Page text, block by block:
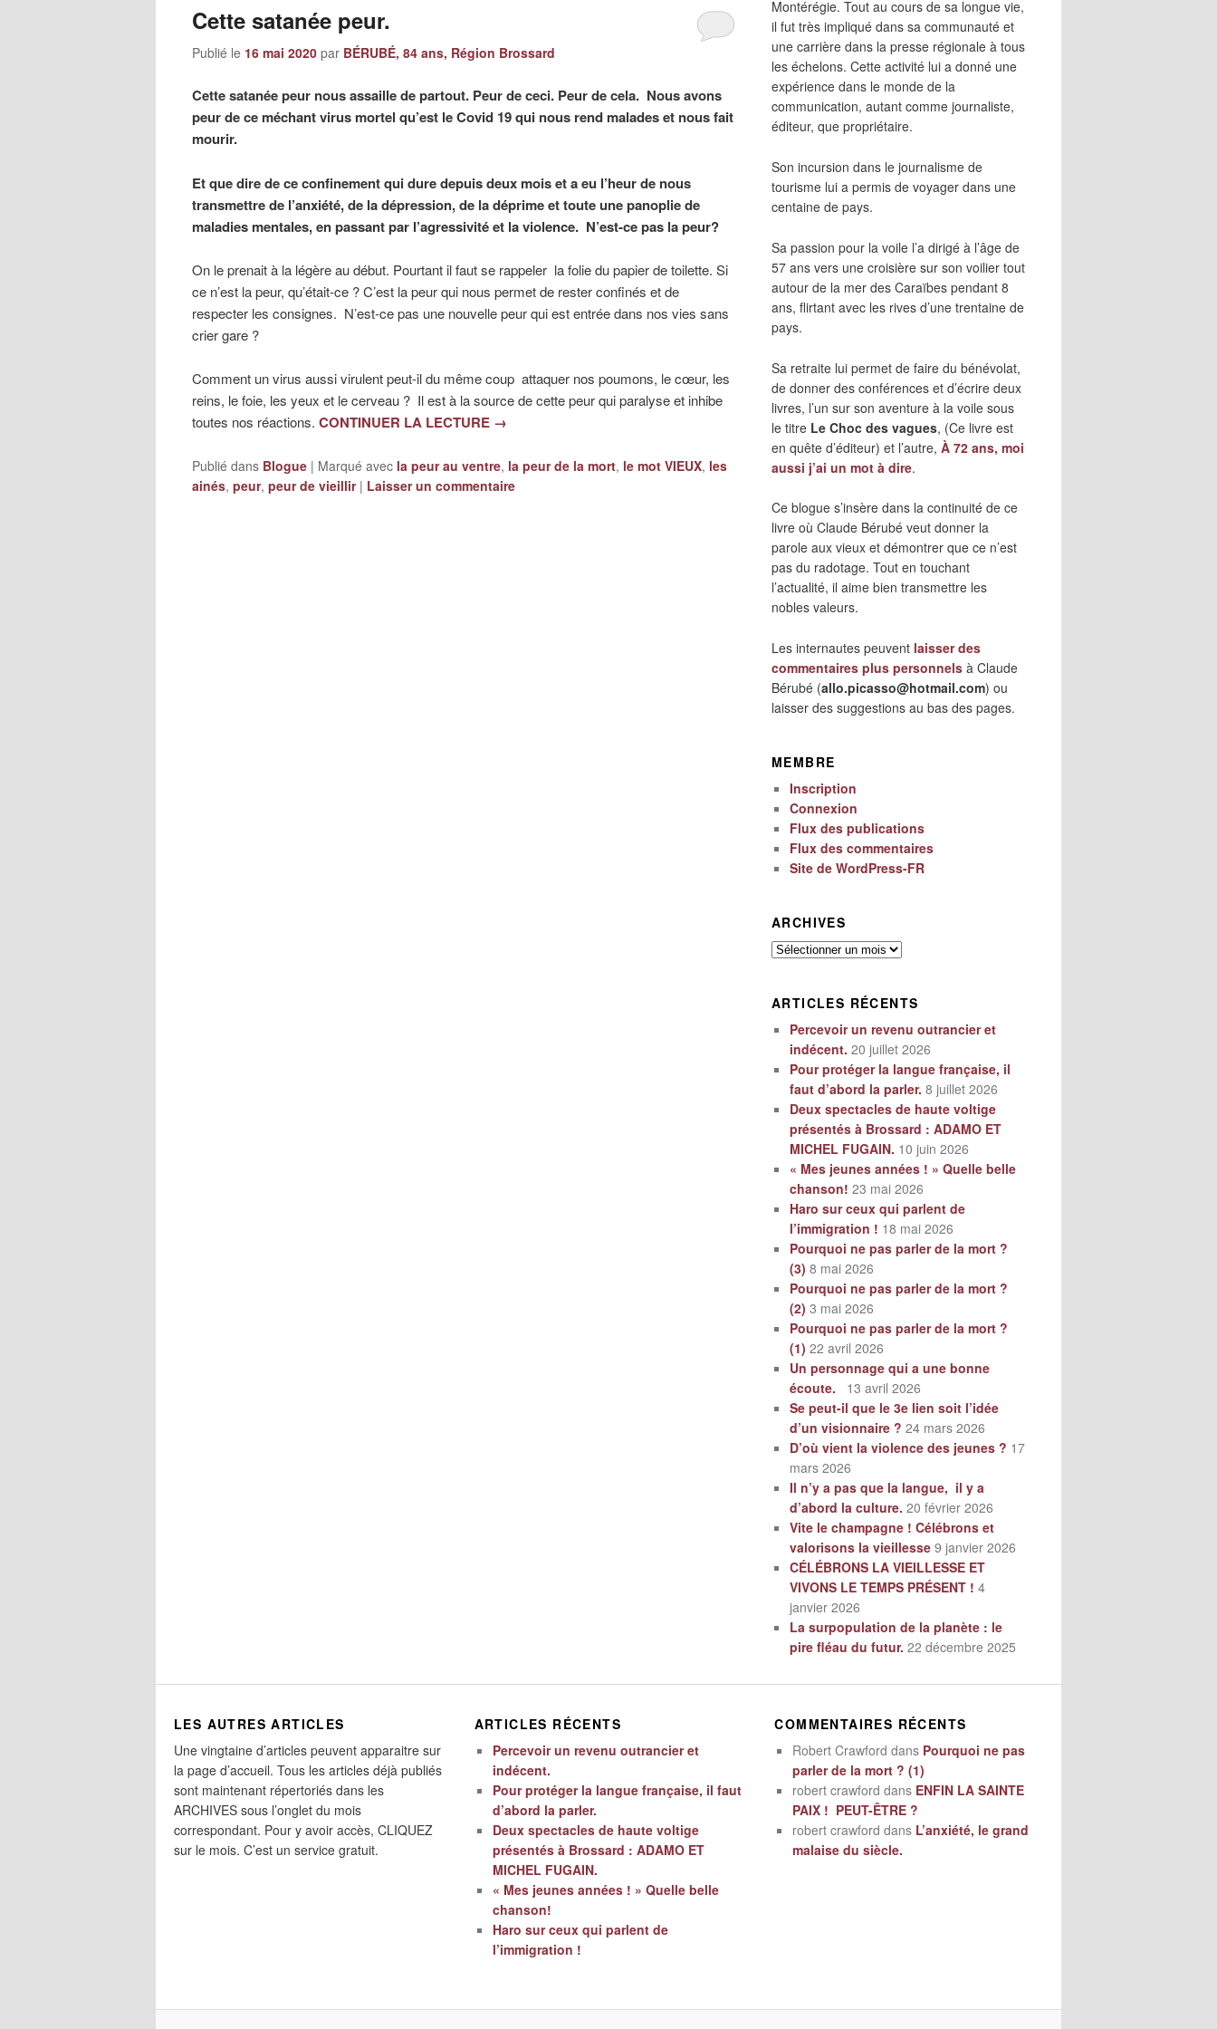
Cette satanée peur.
Publié le 16 mai 2020 par BÉRUBÉ, 84 ans, Région Brossard
Cette satanée peur nous assaille de partout. Peur de ceci. Peur de cela. Nous avons
peur de ce méchant virus mortel qu’est le Covid 19 qui nous rend malades et nous fait
mourir.
Et que dire de ce confinement qui dure depuis deux mois et a eu l’heur de nous
transmettre de l’anxiété, de la dépression, de la déprime et toute une panoplie de
maladies mentales, en passant par l’agressivité et la violence. N’est-ce pas la peur?
On le prenait à la légère au début. Pourtant il faut se rappeler la folie du papier de toilette. Si
ce n’est la peur, qu’était-ce ? C’est la peur qui nous permet de rester confinés et de
respecter les consignes. N’est-ce pas une nouvelle peur qui est entrée dans nos vies sans
crier gare ?
Comment un virus aussi virulent peut-il du même coup attaquer nos poumons, le cœur, les
reins, le foie, les yeux et le cerveau ? Il est à la source de cette peur qui paralyse et inhibe
toutes nos réactions. CONTINUER LA LECTURE →
Publié dans Blogue | Marqué avec la peur au ventre, la peur de la mort, le mot VIEUX, les
ainés, peur, peur de vieillir | Laisser un commentaire
Montérégie. Tout au cours de sa longue vie,
il fut très impliqué dans sa communauté et
une carrière dans la presse régionale à tous
les échelons. Cette activité lui a donné une
expérience dans le monde de la
communication, autant comme journaliste,
éditeur, que propriétaire.
Son incursion dans le journalisme de
tourisme lui a permis de voyager dans une
centaine de pays.
Sa passion pour la voile l’a dirigé à l’âge de
57 ans vers une croisière sur son voilier tout
autour de la mer des Caraïbes pendant 8
ans, flirtant avec les rives d’une trentaine de
pays.
Sa retraite lui permet de faire du bénévolat,
de donner des conférences et d’écrire deux
livres, l’un sur son aventure à la voile sous
le titre Le Choc des vagues, (Ce livre est
en quête d’éditeur) et l’autre, À 72 ans, moi
aussi j’ai un mot à dire.
Ce blogue s’insère dans la continuité de ce
livre où Claude Bérubé veut donner la
parole aux vieux et démontrer que ce n’est
pas du radotage. Tout en touchant
l’actualité, il aime bien transmettre les
nobles valeurs.
Les internautes peuvent laisser des
commentaires plus personnels à Claude
Bérubé (allo.picasso@hotmail.com) ou
laisser des suggestions au bas des pages.
MEMBRE
Inscription
Connexion
Flux des publications
Flux des commentaires
Site de WordPress-FR
ARCHIVES
Archives
ARTICLES RÉCENTS
Percevoir un revenu outrancier et
indécent. 20 juillet 2026
Pour protéger la langue française, il
faut d’abord la parler. 8 juillet 2026
Deux spectacles de haute voltige
présentés à Brossard : ADAMO ET
MICHEL FUGAIN. 10 juin 2026
« Mes jeunes années ! » Quelle belle
chanson! 23 mai 2026
Haro sur ceux qui parlent de
l’immigration ! 18 mai 2026
Pourquoi ne pas parler de la mort ?
(3) 8 mai 2026
Pourquoi ne pas parler de la mort ?
(2) 3 mai 2026
Pourquoi ne pas parler de la mort ?
(1) 22 avril 2026
Un personnage qui a une bonne
écoute.
13 avril 2026
Se peut-il que le 3e lien soit l’idée
d’un visionnaire ? 24 mars 2026
D’où vient la violence des jeunes ? 17
mars 2026
Il n’y a pas que la langue, il y a
d’abord la culture. 20 février 2026
Vite le champagne ! Célébrons et
valorisons la vieillesse 9 janvier 2026
CÉLÉBRONS LA VIEILLESSE ET
VIVONS LE TEMPS PRÉSENT ! 4
janvier 2026
La surpopulation de la planète : le
pire fléau du futur. 22 décembre 2025
LES AUTRES ARTICLES
Une vingtaine d’articles peuvent apparaitre sur
la page d’accueil. Tous les articles déjà publiés
sont maintenant répertoriés dans les
ARCHIVES sous l’onglet du mois
correspondant. Pour y avoir accès, CLIQUEZ
sur le mois. C’est un service gratuit.
ARTICLES RÉCENTS
Percevoir un revenu outrancier et
indécent.
Pour protéger la langue française, il faut
d’abord la parler.
Deux spectacles de haute voltige
présentés à Brossard : ADAMO ET
MICHEL FUGAIN.
« Mes jeunes années ! » Quelle belle
chanson!
Haro sur ceux qui parlent de
l’immigration !
COMMENTAIRES RÉCENTS
Robert Crawford dans Pourquoi ne pas
parler de la mort ? (1)
robert crawford dans ENFIN LA SAINTE
PAIX ! PEUT-ÊTRE ?
robert crawford dans L’anxiété, le grand
malaise du siècle.